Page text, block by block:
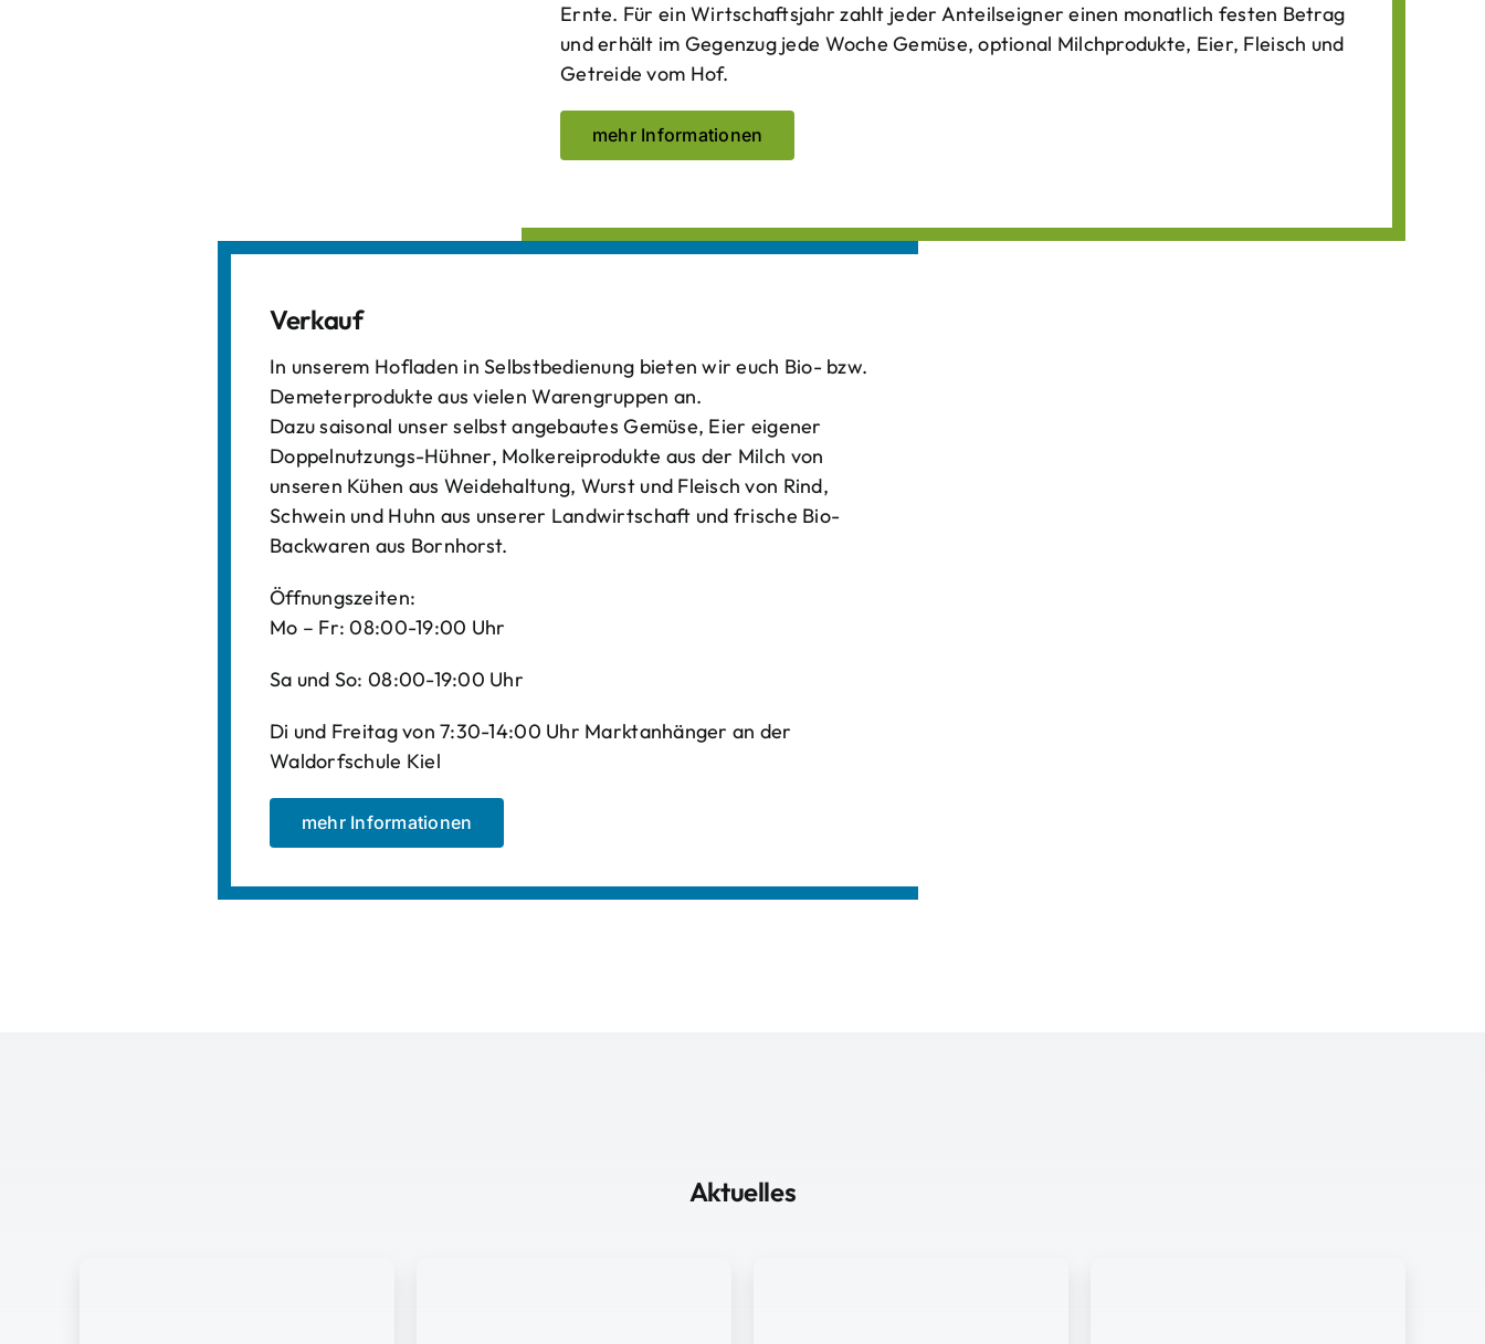
Ernte. Für ein Wirtschaftsjahr zahlt jeder Anteilseigner einen monatlich festen Betrag
und erhält im Gegenzug jede Woche Gemüse, optional Milchprodukte, Eier, Fleisch und
Getreide vom Hof.
mehr Informationen
Verkauf
In unserem Hofladen in Selbstbedienung bieten wir euch Bio- bzw.
Demeterprodukte aus vielen Warengruppen an.
Dazu saisonal unser selbst angebautes Gemüse, Eier eigener
Doppelnutzungs-Hühner, Molkereiprodukte aus der Milch von
unseren Kühen aus Weidehaltung, Wurst und Fleisch von Rind,
Schwein und Huhn aus unserer Landwirtschaft und frische Bio-
Backwaren aus Bornhorst.
Öffnungszeiten:
Mo – Fr: 08:00-19:00 Uhr
Sa und So: 08:00-19:00 Uhr
Di und Freitag von 7:30-14:00 Uhr Marktanhänger an der
Waldorfschule Kiel
mehr Informationen
Aktuelles